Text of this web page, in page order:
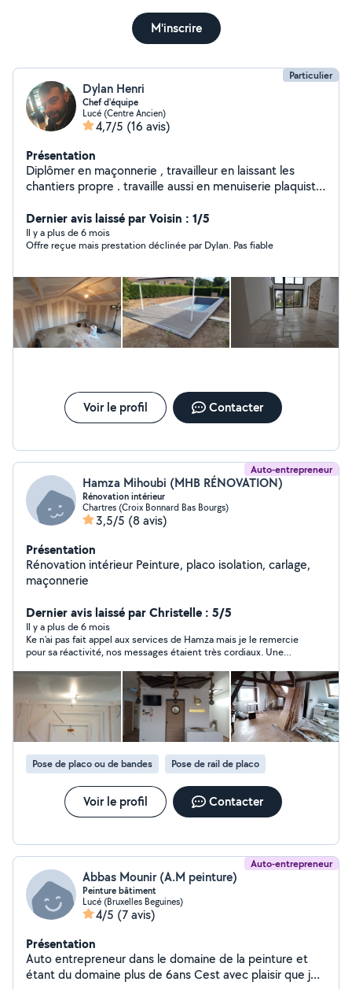
M'inscrire
Particulier
Dylan Henri
Chef d'équipe
Lucé (Centre Ancien)
4,7/5 (16 avis)
Présentation
Diplômer en maçonnerie , travailleur en laissant les
chantiers propre . travaille aussi en menuiserie plaquiste
générale qui ma appris diffèrent métiers avec plus de 12
ans experience
Dernier avis laissé par Voisin : 1/5
Il y a plus de 6 mois
Offre reçue mais prestation déclinée par Dylan. Pas fiable
Voir le profil Contacter
Auto-entrepreneur
Hamza Mihoubi (MHB RÉNOVATION)
Rénovation intérieur
Chartres (Croix Bonnard Bas Bourgs)
3,5/5 (8 avis)
Présentation
Rénovation intérieur Peinture, placo isolation, carlage,
maçonnerie
Dernier avis laissé par Christelle : 5/5
Il y a plus de 6 mois
Ke n'ai pas fait appel aux services de Hamza mais je le remercie
pour sa réactivité, nos messages étaient très cordiaux. Une
Pose de placo ou de bandes Pose de rail de placo
Voir le profil Contacter
Auto-entrepreneur
Abbas Mounir (A.M peinture)
Peinture bâtiment
Lucé (Bruxelles Beguines)
4/5 (7 avis)
Présentation
Auto entrepreneur dans le domaine de la peinture et
étant du domaine plus de 6ans Cest avec plaisir que je